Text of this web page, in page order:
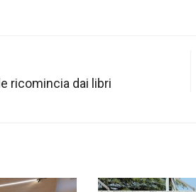
ricomincia dai libri